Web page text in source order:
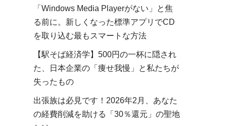
「Windows Media Playerがない」と焦
る前に。新しくなった標準アプリでCD
を取り込む最もスマートな方法
【駅そば経済学】500円の一杯に隠され
た、日本企業の「痩せ我慢」と私たちが
失ったもの
出張族は必見です！2026年2月、あなた
の経費削減を助ける「30％還元」の聖地